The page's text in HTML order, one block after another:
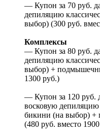
— Купон за 70 руб.
депиляцию
выбор) (300 руб.
Комплексы
— Купон за 80 руб.
депиляцию
выбор) +
1300 руб.)
— Купон за 120 руб.
восковую депиляцию
бикини (на выбор) +
(480 руб. вместо